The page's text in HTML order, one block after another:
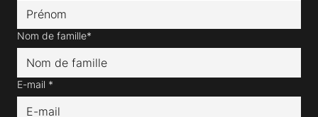
Nom de famille*
E-mail *